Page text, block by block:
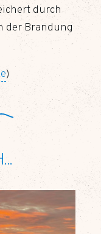
durch
der Brandung
)